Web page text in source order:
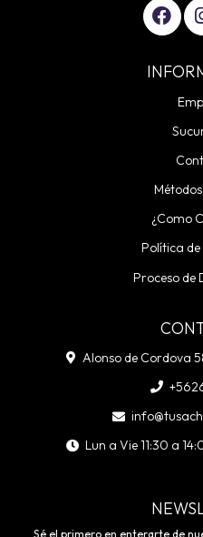
¿Como
Política de
Proceso de
Alonso de Cordova
Lun a Vie 11:30 a
Sé el primero en enterarte de